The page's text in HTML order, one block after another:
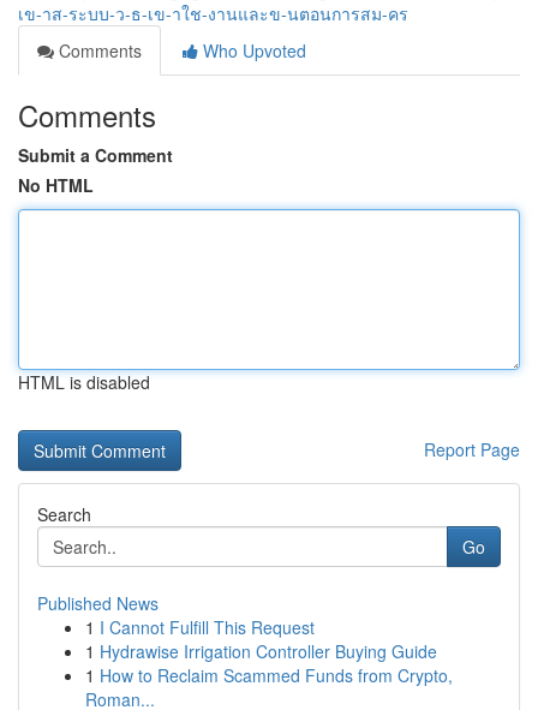
เข-าส-ระบบ-ว-ธ-เข-าใช-งานและข-นตอนการสม-คร
Comments
Who Upvoted
Comments
Submit a Comment
No HTML
HTML is disabled
Report Page
Search
Go
Published News
1 I Cannot Fulfill This Request
1 Hydrawise Irrigation Controller Buying Guide
1 How to Reclaim Scammed Funds from Crypto,
Roman...